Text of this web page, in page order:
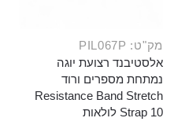
מק"ט: PIL067P
אלסטיבנד רצועת יוגה
נמתחת מספרים ורוד
Resistance Band Stretch
Strap 10 לולאות